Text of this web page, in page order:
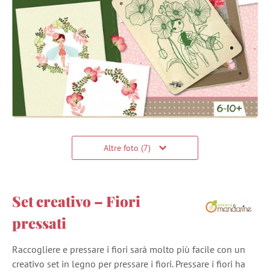
Altre foto (7)
Set creativo – Fiori
pressati
Raccogliere e pressare i fiori sarà molto più facile con un
creativo set in legno per pressare i fiori. Pressare i fiori ha